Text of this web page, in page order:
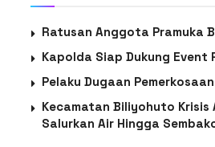
Ratusan Anggota Pramuka
Kapolda Siap Dukung Event
Pelaku Dugaan
Kecamatan Biliyohuto Krisis
Salurkan Air Hingga